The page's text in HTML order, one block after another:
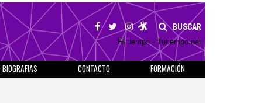
BUSCAR
El tiempo - Tutiempo.net
BIOGRAFIAS CONTACTO
FORMACIÓN